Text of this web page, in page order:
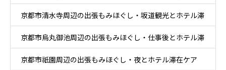
京都市清水寺周辺の出張もみほぐし・坂道観光とホテル滞
在ケア
京都市烏丸御池周辺の出張もみほぐし・仕事後とホテル滞
在ケア
京都市祇園周辺の出張もみほぐし・夜とホテル滞在ケア